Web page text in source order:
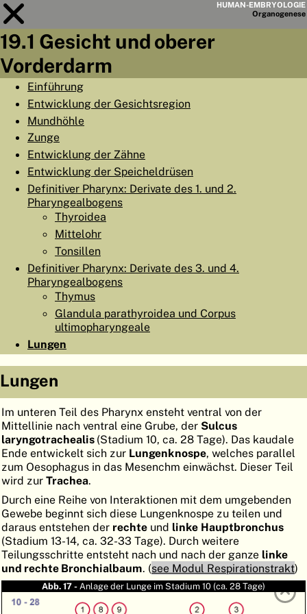
HUMAN-EMBRYOLOGIE
Organogenese
KAPITELLISTE
EMBRYOGENESE
ATLASEMBRYOLOGY
SUCHEN
EN
19.1 Gesicht und oberer
Vorderdarm
Einführung
Entwicklung der Gesichtsregion
Mundhöhle
Zunge
Entwicklung der Zähne
Entwicklung der Speicheldrüsen
Definitiver Pharynx: Derivate des 1. und 2.
Pharyngealbogens
Thyroidea
Mittelohr
Tonsillen
Definitiver Pharynx: Derivate des 3. und 4.
Pharyngealbogens
Thymus
Glandula parathyroidea und Corpus
ultimopharyngeale
Lungen
Lungen
Im unteren Teil des Pharynx ensteht ventral von der
Mittellinie nach ventral eine Grube, der Sulcus
laryngotrachealis (Stadium 10, ca. 28 Tage). Das kaudale
Ende entwickelt sich zur Lungenknospe, welches parallel
zum Oesophagus in das Mesenchm einwächst. Dieser Teil
wird zur Trachea.
Durch eine Reihe von Interaktionen mit dem umgebenden
Gewebe beginnt sich diese Lungenknospe zu teilen und
daraus entstehen der rechte und linke Hauptbronchus
(Stadium 13-14, ca. 32-33 Tage). Durch weitere
Teilungsschritte entsteht nach und nach der ganze linke
und rechte Bronchialbaum. (see Modul Respirationstrakt)
Abb. 17 - Anlage der Lunge im Stadium 10 (ca. 28 Tage)